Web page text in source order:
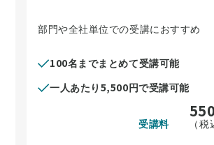
部門や全社単位での受講におすすめ
100名までまとめて受講可能
一人あたり5,500円で受講可能
受講料 （税